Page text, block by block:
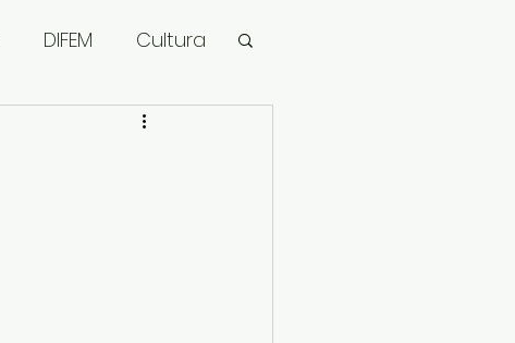
DIFEM Cultura